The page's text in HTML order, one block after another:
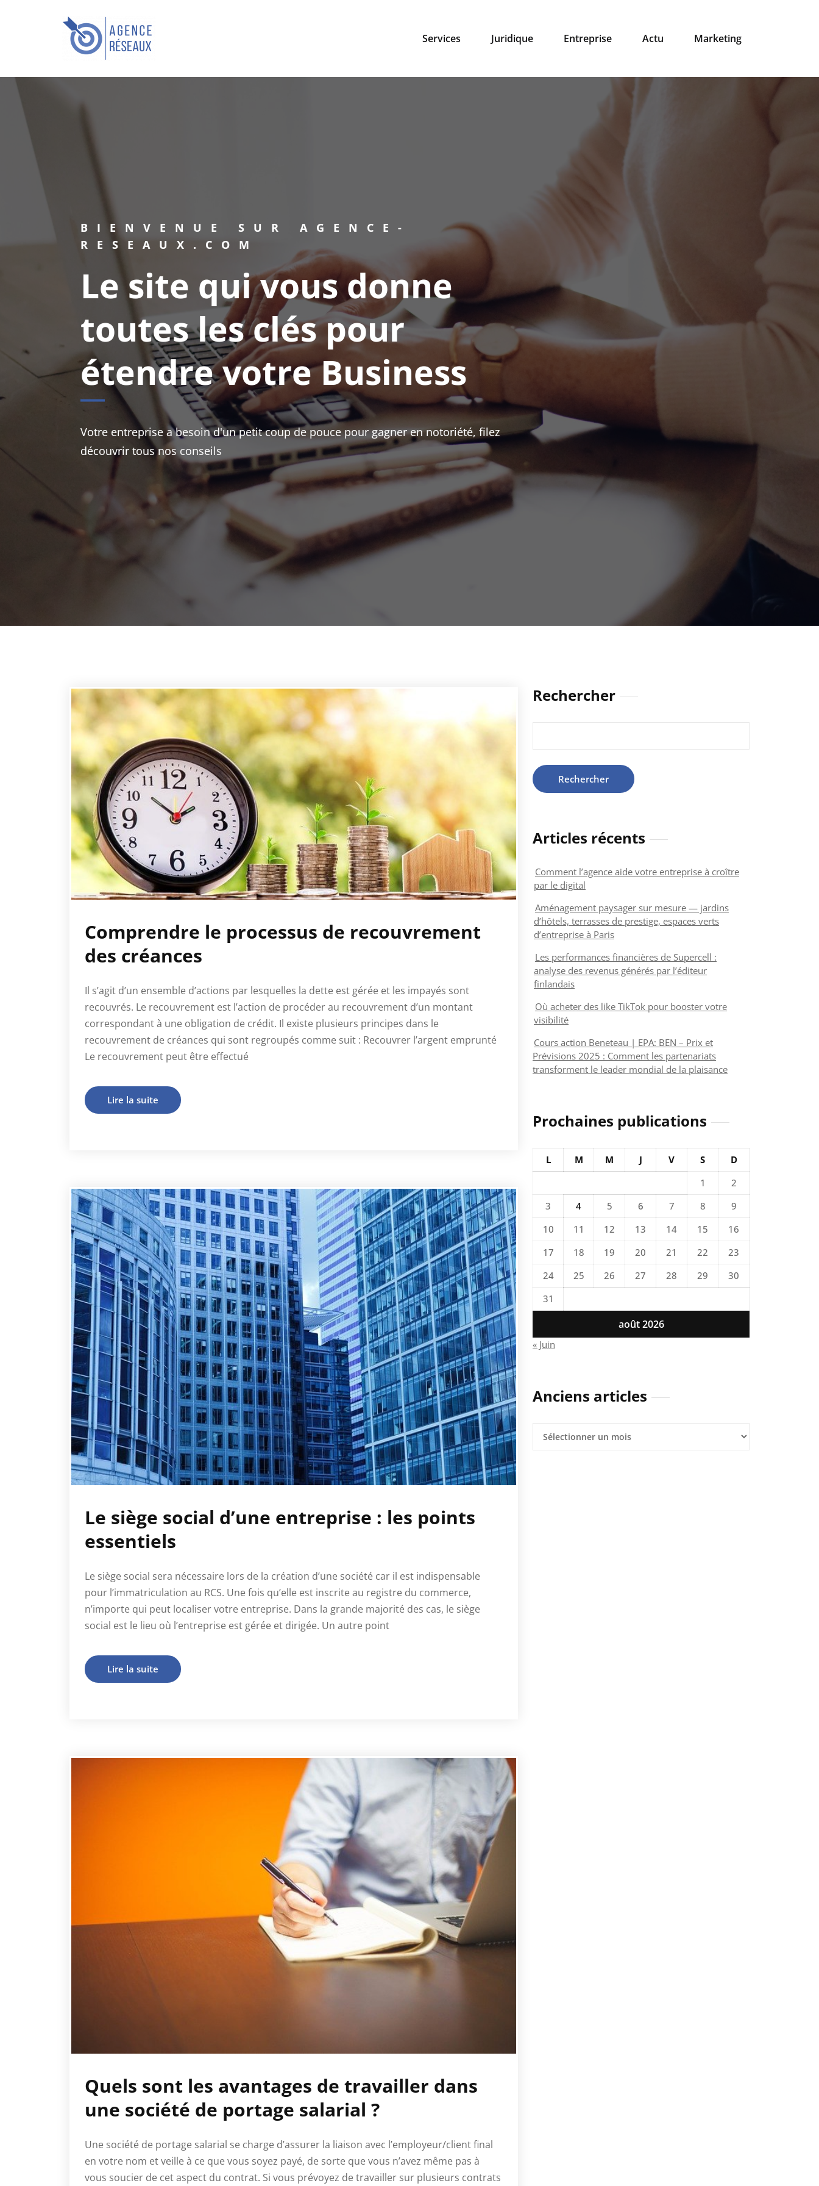
Agence Réseaux
Toutes les clés pour votre
Business
Services Juridique Entreprise Actu Marketing
BIENVENUE SUR AGENCE-
RESEAUX.COM
Le site qui vous donne
toutes les clés pour
étendre votre Business
Votre entreprise a besoin d'un petit coup de pouce pour gagner en notoriété, filez
découvrir tous nos conseils
Comprendre le processus de recouvrement
des créances
Il s’agit d’un ensemble d’actions par lesquelles la dette est gérée et les impayés sont
recouvrés. Le recouvrement est l’action de procéder au recouvrement d’un montant
correspondant à une obligation de crédit. Il existe plusieurs principes dans le
recouvrement de créances qui sont regroupés comme suit : Recouvrer l’argent emprunté
Le recouvrement peut être effectué
Lire la suite
Le siège social d’une entreprise : les points
essentiels
Le siège social sera nécessaire lors de la création d’une société car il est indispensable
pour l’immatriculation au RCS. Une fois qu’elle est inscrite au registre du commerce,
n’importe qui peut localiser votre entreprise. Dans la grande majorité des cas, le siège
social est le lieu où l’entreprise est gérée et dirigée. Un autre point
Lire la suite
Quels sont les avantages de travailler dans
une société de portage salarial ?
Une société de portage salarial se charge d’assurer la liaison avec l’employeur/client final
en votre nom et veille à ce que vous soyez payé, de sorte que vous n’avez même pas à
vous soucier de cet aspect du contrat. Si vous prévoyez de travailler sur plusieurs contrats
Rechercher
Articles récents
Comment l’agence aide votre entreprise à croître
par le digital
Aménagement paysager sur mesure — jardins
d’hôtels, terrasses de prestige, espaces verts
d’entreprise à Paris
Les performances financières de Supercell :
analyse des revenus générés par l’éditeur
finlandais
Où acheter des like TikTok pour booster votre
visibilité
Cours action Beneteau | EPA: BEN – Prix et
Prévisions 2025 : Comment les partenariats
transforment le leader mondial de la plaisance
Prochaines publications
août 2026
L M M J V S
D
1
2
3
4 5 6 7 8
9
10
11 12 13 14 15
16
17
18 19 20 21 22
23
24
25 26 27 28 29
30
31
« Juin
Anciens articles
articles